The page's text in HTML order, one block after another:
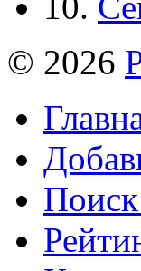
© 2026